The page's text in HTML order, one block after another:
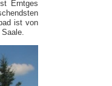
Erntges
ist von